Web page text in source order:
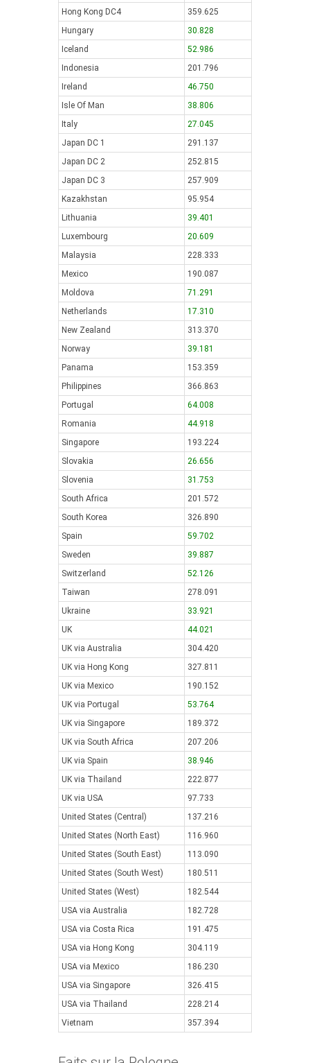
Hong Kong DC4
359.625
Hungary
30.828
Iceland
52.986
Indonesia
201.796
Ireland
46.750
Isle Of Man
38.806
Italy
27.045
Japan DC 1
291.137
Japan DC 2
252.815
Japan DC 3
257.909
Kazakhstan
95.954
Lithuania
39.401
Luxembourg
20.609
Malaysia
228.333
Mexico
190.087
Moldova
71.291
Netherlands
17.310
New Zealand
313.370
Norway
39.181
Panama
153.359
Philippines
366.863
Portugal
64.008
Romania
44.918
Singapore
193.224
Slovakia
26.656
Slovenia
31.753
South Africa
201.572
South Korea
326.890
Spain
59.702
Sweden
39.887
Switzerland
52.126
Taiwan
278.091
Ukraine
33.921
UK
44.021
UK via Australia
304.420
UK via Hong Kong
327.811
UK via Mexico
190.152
UK via Portugal
53.764
UK via Singapore
189.372
UK via South Africa
207.206
UK via Spain
38.946
UK via Thailand
222.877
UK via USA
97.733
United States (Central)
137.216
United States (North East)
116.960
United States (South East)
113.090
United States (South West)
180.511
United States (West)
182.544
USA via Australia
182.728
USA via Costa Rica
191.475
USA via Hong Kong
304.119
USA via Mexico
186.230
USA via Singapore
326.415
USA via Thailand
228.214
Vietnam
357.394